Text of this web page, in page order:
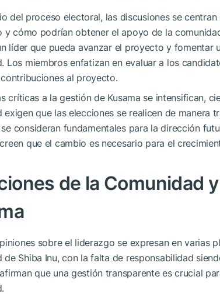
del proceso electoral, las discusiones se
y cómo podrían obtener el apoyo de la
líder que pueda avanzar el proyecto y fomentar
Los miembros enfatizan en evaluar a los
al proyecto.
críticas a la gestión de Kusama se intensifican,
exigen que las elecciones se realicen de manera
consideran fundamentales para la dirección
que el cambio es necesario para el
de la Comunidad
sobre el liderazgo se expresan en varias
de Shiba Inu, con la falta de responsabilidad
que una gestión transparente es crucial